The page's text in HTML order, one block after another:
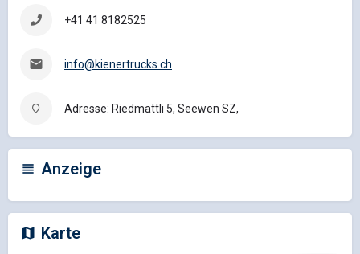
+41 41 8182525
info@kienertrucks.ch
Adresse: Riedmattli 5, Seewen SZ,
Anzeige
Karte